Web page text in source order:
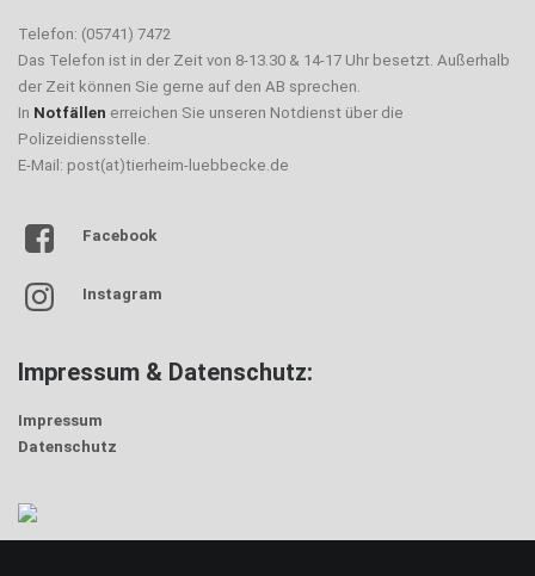
Telefon: (05741) 7472
Das Telefon ist in der Zeit von 8-13.30 & 14-17 Uhr besetzt. Außerhalb
der Zeit können Sie gerne auf den AB sprechen.
In Notfällen erreichen Sie unseren Notdienst über die
Polizeidiensstelle.
E-Mail: post(at)tierheim-luebbecke.de
Facebook
Instagram
Impressum & Datenschutz:
Impressum
Datenschutz